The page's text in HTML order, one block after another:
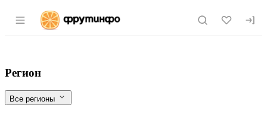
Раздел навигации по сайту fruitinfo.ru
Управлением Россельхознадзора по
Фильтры
Регион
Все регионы